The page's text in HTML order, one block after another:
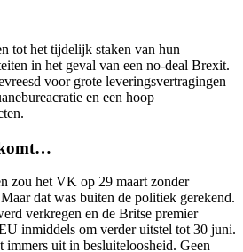
tot het tijdelijk staken van hun
in het geval van een no-deal Brexit.
voor grote leveringsvertragingen
en een hoop
zou het VK op 29 maart zonder
dat was buiten de politiek gerekend.
verkregen en de Britse premier
inmiddels om verder uitstel tot 30 juni.
uit in besluiteloosheid. Geen